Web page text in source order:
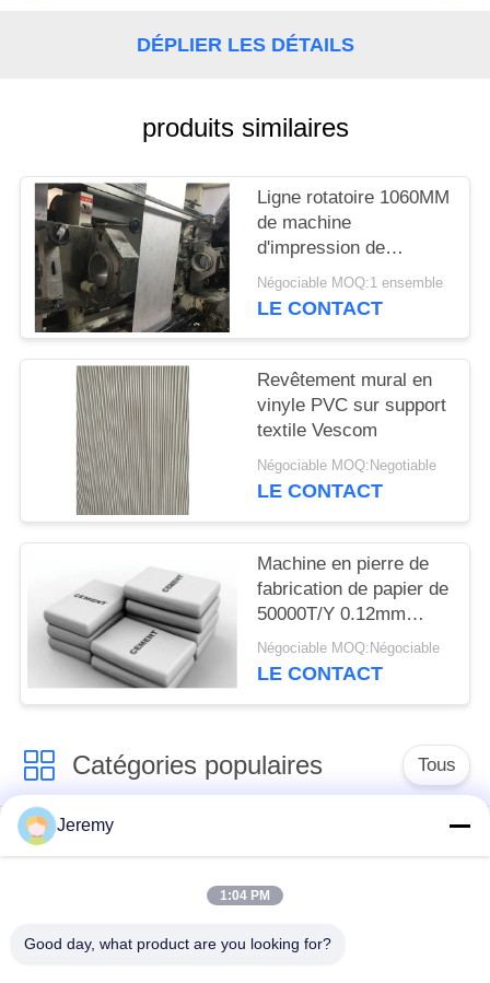
DÉPLIER LES DÉTAILS
produits similaires
Ligne rotatoire 1060MM
de machine
d'impression de
gravure d'écran de
tissu de papier peint
Négociable MOQ:1 ensemble
LE CONTACT
Revêtement mural en
vinyle PVC sur support
textile Vescom
Négociable MOQ:Negotiable
LE CONTACT
Machine en pierre de
fabrication de papier de
50000T/Y 0.12mm
métallisée avec le
HDPE
Négociable MOQ:Négociable
LE CONTACT
Catégories populaires Tous
Chaîne de production
de panneau de
particules
chaîne de production
Jeremy
1:04 PM
Good day, what product are you looking for?